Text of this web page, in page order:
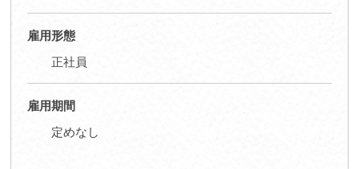
雇用形態
正社員
雇用期間
定めなし